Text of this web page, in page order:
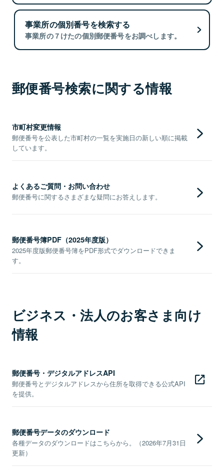
事業所の個別番号を検索する
事業所の７けたの個別郵便番号をお調べします。
郵便番号検索に関する情報
市町村変更情報
郵便番号を公表した市町村の一覧を実施日の新しい順に掲載
しています。
よくあるご質問・お問い合わせ
郵便番号に関するさまざまな疑問にお答えします。
郵便番号簿PDF（2025年度版）
2025年度版郵便番号簿をPDF形式でダウンロードできま
す。
ビジネス・法人のお客さま向け
情報
郵便番号・デジタルアドレスAPI
郵便番号とデジタルアドレスから住所を取得できる公式API
を提供。
郵便番号データのダウンロード
各種データのダウンロードはこちらから。（2026年7月31日
更新）